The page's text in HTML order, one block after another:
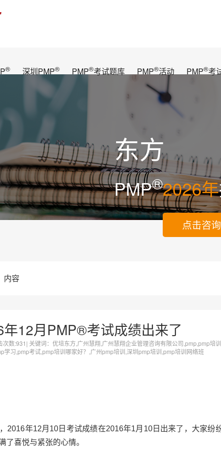
® 深圳PMP® PMP®考试题库 PMP®活动 PMP®考
东方
PMP®2026年
点击咨询
内容
12月PMP®考试成绩出来了
次数:931| 关键词：优培东方,广州慧翔,广州慧翔企业管理咨询有限公司,pmp,pmp培
学习,pmp考试,pmp培训哪家好？,广州pmp培训,深圳pmp培训,pmp培训网络班
2016年12月10日考试成绩在2016年1月10日出来了，大家纷
了喜悦与紧张的心情。